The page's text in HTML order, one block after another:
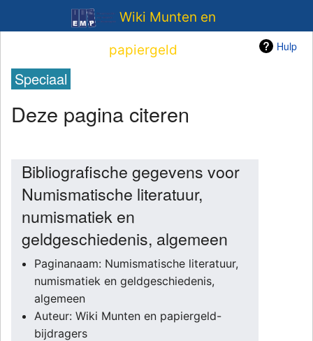
Wiki Munten en
papiergeld Hulp
Speciaal
Deze pagina citeren
Bibliografische gegevens voor
Numismatische literatuur,
numismatiek en
geldgeschiedenis, algemeen
Paginanaam: Numismatische literatuur,
numismatiek en geldgeschiedenis,
algemeen
Auteur: Wiki Munten en papiergeld-
bijdragers